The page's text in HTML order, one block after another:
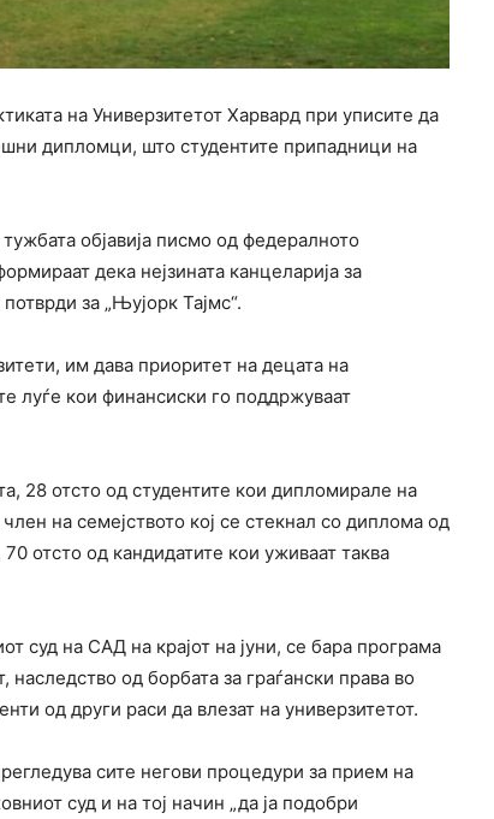
на Универзитетот Харвард при уписите да
дипломци, што студентите припадници на
објавија писмо од федералното
дека нејзината канцеларија за
за „Њујорк Тајмс“.
им дава приоритет на децата на
луѓе кои финансиски го поддржуваат
28 отсто од студентите кои дипломирале на
на семејството кој се стекнал со диплома од
отсто од кандидатите кои уживаат таква
суд на САД на крајот на јуни, се бара програма
од борбата за граѓански права во
од други раси да влезат на универзитетот.
сите негови процедури за прием на
суд и на тој начин „да ја подобри